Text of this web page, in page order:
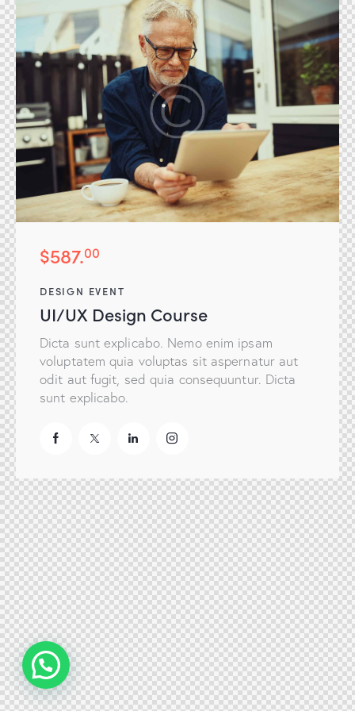
$587.00
DESIGN EVENT
UI/UX Design Course
Dicta sunt explicabo. Nemo enim ipsam
voluptatem quia voluptas sit aspernatur aut
odit aut fugit, sed quia consequuntur. Dicta
sunt explicabo.